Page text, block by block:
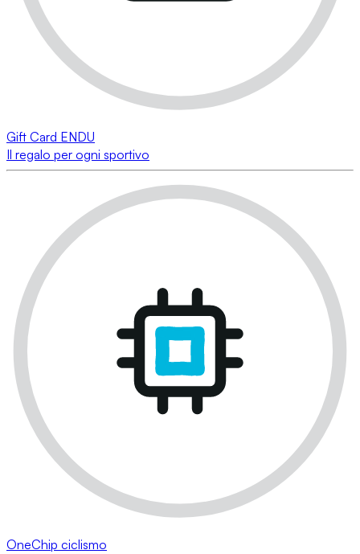
Gift Card ENDU
Il regalo per ogni sportivo
OneChip ciclismo